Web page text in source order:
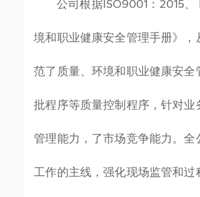
公司根据ISO9001：2015、
境和职业健康安全管理手册》
范了质量、环境和职业健康安
批程序等质量控制程序，针对
管理能力，了市场竞争能力。
工作的主线，强化现场监管和